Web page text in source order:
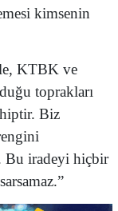
kimsenin
KTBK ve
toprakları
Biz
Bu iradeyi hiçbir